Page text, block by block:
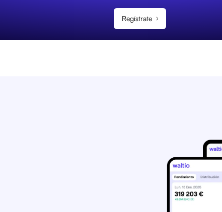
Regístrate